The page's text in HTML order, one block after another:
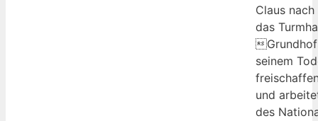
Claus
das
seinem
und
des